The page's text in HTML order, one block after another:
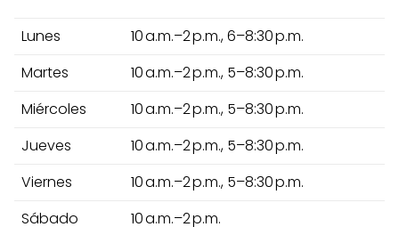
Lunes
10 a.m.–2 p.m., 6–8:30 p.m.
Martes
10 a.m.–2 p.m., 5–8:30 p.m.
Miércoles
10 a.m.–2 p.m., 5–8:30 p.m.
Jueves
10 a.m.–2 p.m., 5–8:30 p.m.
Viernes
10 a.m.–2 p.m., 5–8:30 p.m.
Sábado
10 a.m.–2 p.m.